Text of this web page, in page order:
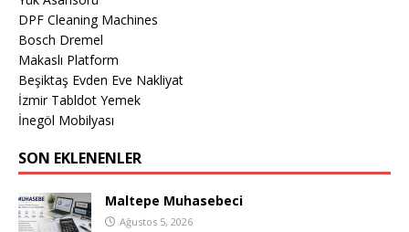
DPF Cleaning Machines
Bosch Dremel
Makaslı Platform
Beşiktaş Evden Eve Nakliyat
İzmir Tabldot Yemek
İnegöl Mobilyası
SON EKLENENLER
Maltepe Muhasebeci
Ağustos 5, 2026